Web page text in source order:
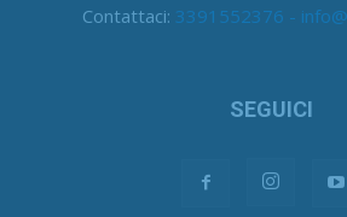
Contattaci: 3391552376 -
SEGUICI